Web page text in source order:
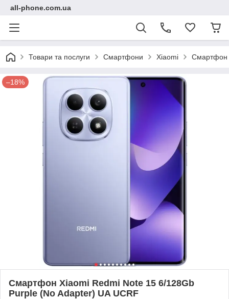
all-phone.com.ua
Товари та послуги Смартфони Xiaomi Смартфон
–18%
Смартфон Xiaomi Redmi Note 15 6/128Gb
Purple (No Adapter) UA UCRF